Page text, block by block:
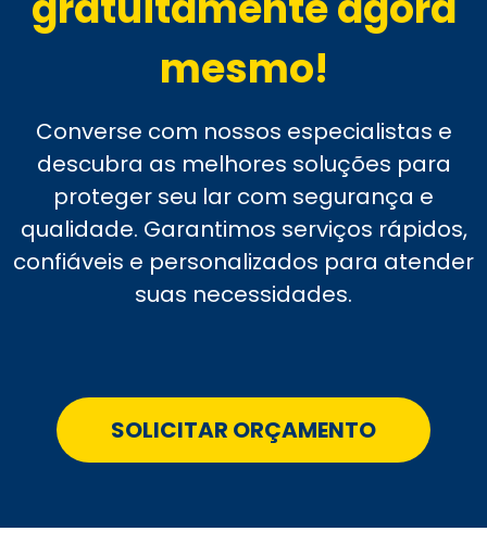
mesmo!
Converse com nossos especialistas e
descubra as melhores soluções para
proteger seu lar com segurança e
qualidade. Garantimos serviços rápidos,
confiáveis e personalizados para atender
suas necessidades.
SOLICITAR ORÇAMENTO